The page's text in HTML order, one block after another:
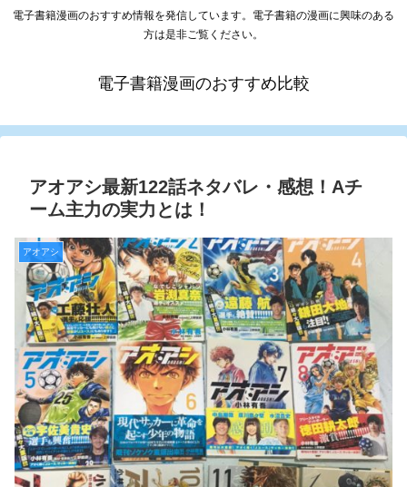
電子書籍漫画のおすすめ情報を発信しています。電子書籍の漫画に興味のある
方は是非ご覧ください。
電子書籍漫画のおすすめ比較
アオアシ最新122話ネタバレ・感想！Aチ
ーム主力の実力とは！
アオアシ